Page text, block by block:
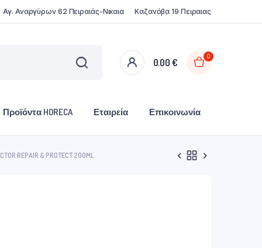
Αγ. Αναργύρων 62 Πειραιάς-Νικαια Καζανόβα 19 Πειραιας
0.00€
0
Προϊόντα HORECA Εταιρεία Επικοινωνία
REPAIR & PROTECT 200ML